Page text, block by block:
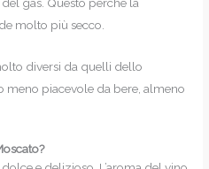
molto più secco.
diversi da quelli dello
meno piacevole da bere, almeno